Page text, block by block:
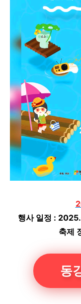
행사 일정 :
축제
동